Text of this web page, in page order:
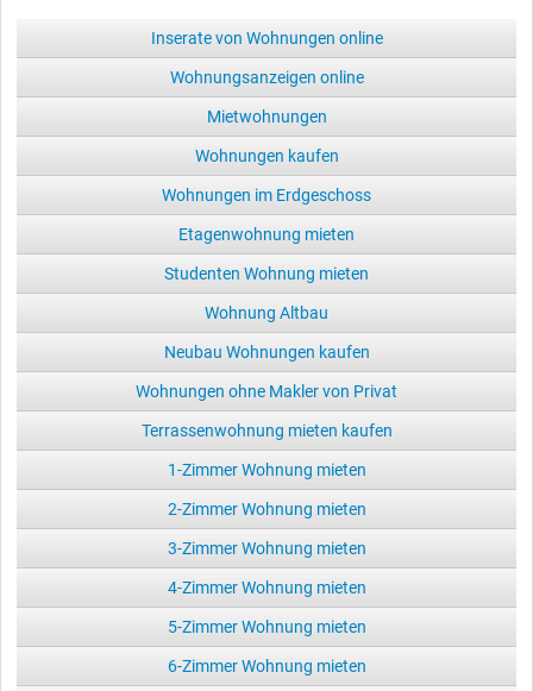
Inserate von Wohnungen online
Wohnungsanzeigen online
Mietwohnungen
Wohnungen kaufen
Wohnungen im Erdgeschoss
Etagenwohnung mieten
Studenten Wohnung mieten
Wohnung Altbau
Neubau Wohnungen kaufen
Wohnungen ohne Makler von Privat
Terrassenwohnung mieten kaufen
1-Zimmer Wohnung mieten
2-Zimmer Wohnung mieten
3-Zimmer Wohnung mieten
4-Zimmer Wohnung mieten
5-Zimmer Wohnung mieten
6-Zimmer Wohnung mieten